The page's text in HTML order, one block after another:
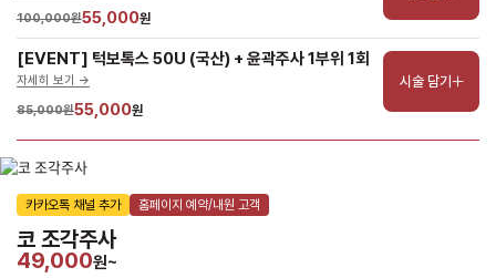
100,000원55,000원
[EVENT] 턱보톡스 50U (국산) + 윤곽주사 1부위 1회
자세히 보기 ->
85,000원55,000원
시술 담기
카카오톡 채널 추가 홈페이지 예약/내원 고객
코 조각주사
49,000원~